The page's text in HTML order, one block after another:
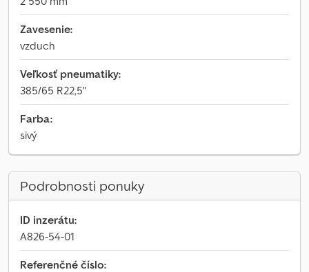
Zavesenie:
vzduch
Veľkosť pneumatiky:
385/65 R22,5"
Farba:
sivý
Podrobnosti ponuky
ID inzerátu:
A826-54-01
Referenčné číslo: